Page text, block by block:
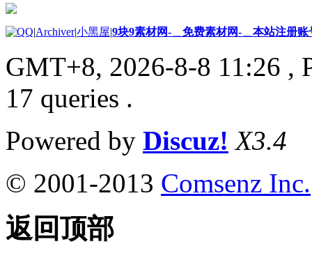
|Archiver|小黑屋|9块9素材网-＿免费素材网-＿本站注册账
GMT+8, 2026-8-8 11:26 ,
17 queries .
Powered by Discuz! X3.4
© 2001-2013 Comsenz Inc.
返回顶部